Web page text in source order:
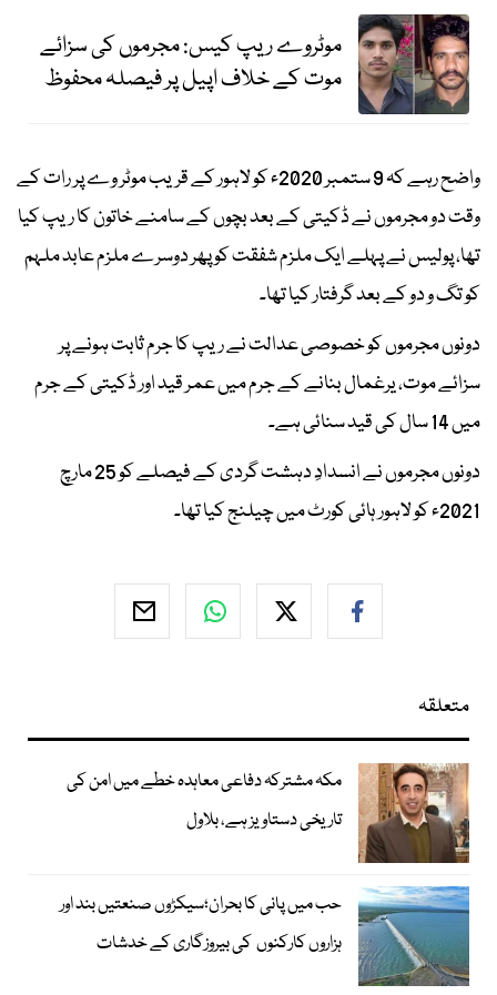
موٹروے ریپ کیس: مجرموں کی سزائے
موت کے خلاف اپیل پر فیصلہ محفوظ
واضح رہے کہ 9 ستمبر 2020ء کو لاہور کے قریب موٹر وے پر رات کے
وقت دو مجرموں نے ڈکیتی کے بعد بچوں کے سامنے خاتون کا ریپ کیا
تھا، پولیس نے پہلے ایک ملزم شفقت کو پھر دوسرے ملزم عابد ملہم
کو تگ و دو کے بعد گرفتار کیا تھا۔
دونوں مجرموں کو خصوصی عدالت نے ریپ کا جرم ثابت ہونے پر
سزائے موت، یرغمال بنانے کے جرم میں عمر قید اور ڈکیتی کے جرم
میں 14 سال کی قید سنائی ہے۔
دونوں مجرموں نے انسدادِ دہشت گردی کے فیصلے کو 25 مارچ
2021ء کو لاہور ہائی کورٹ میں چیلنج کیا تھا۔
متعلقہ
مکہ مشترکہ دفاعی معاہدہ خطے میں امن کی
تاریخی دستاویز ہے، بلاول
حب میں پانی کا بحران؛سیکڑوں صنعتیں بند اور
ہزاروں کارکنوں کی بیروزگاری کے خدشات